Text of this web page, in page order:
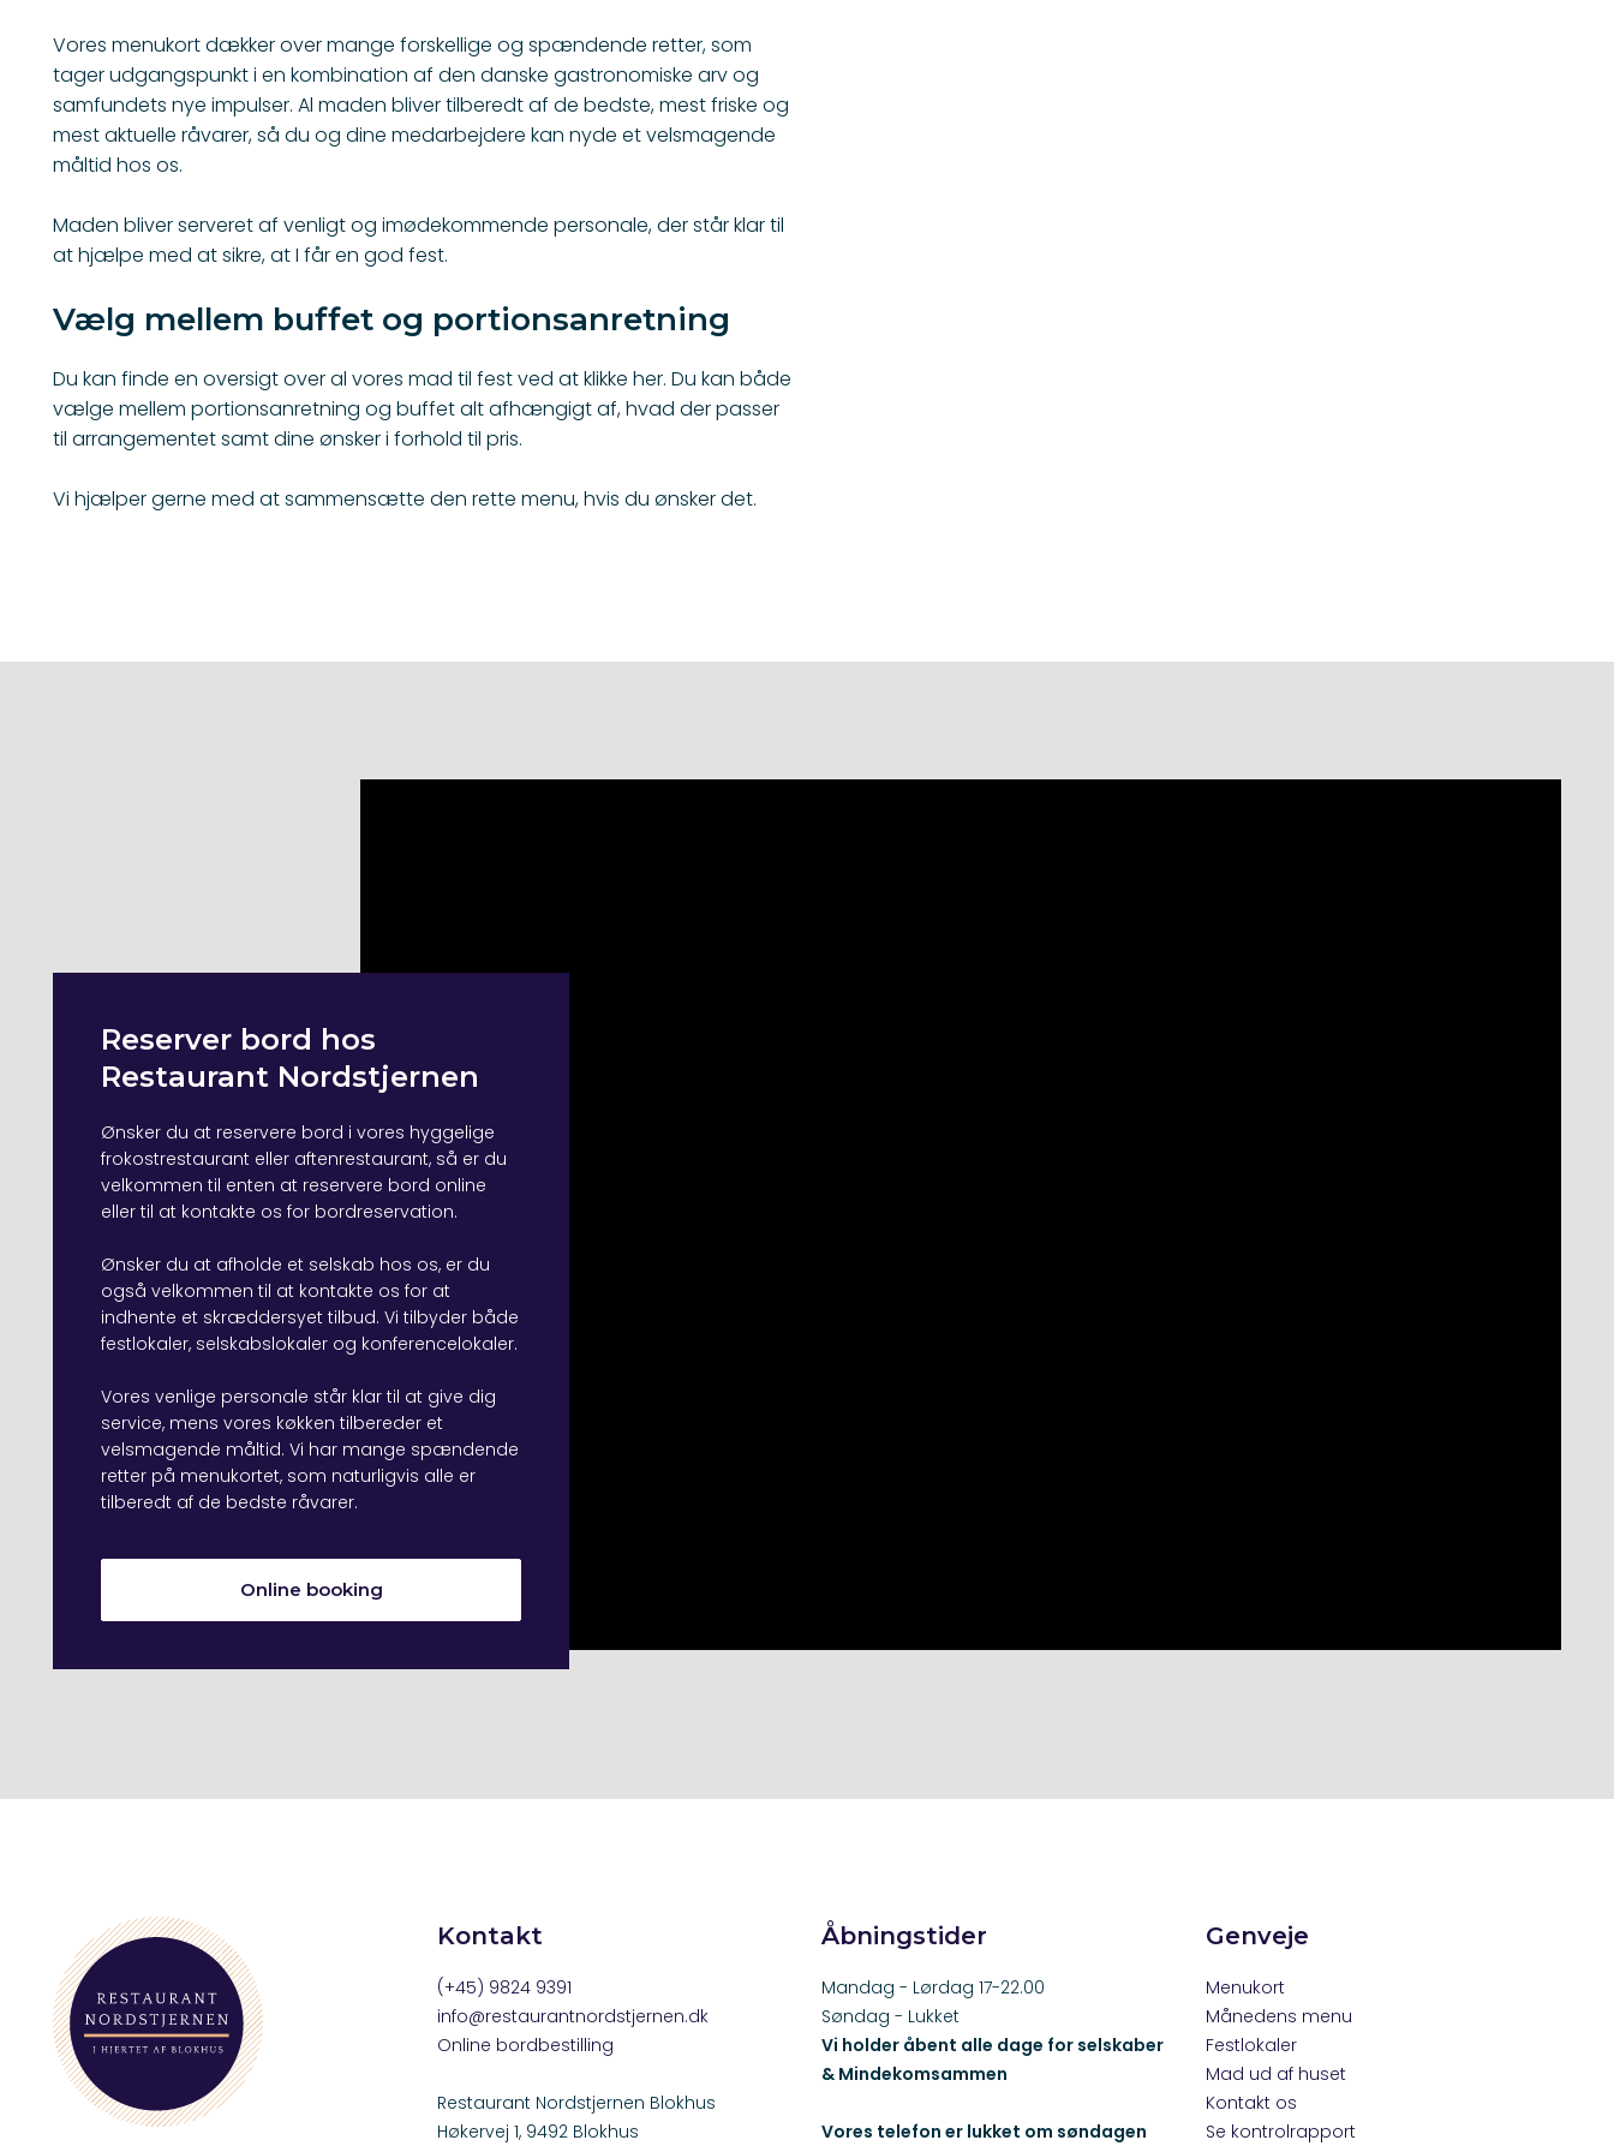
Vores menukort dækker over mange forskellige og spændende retter, som
tager udgangspunkt i en kombination af den danske gastronomiske arv og
samfundets nye impulser. Al maden bliver tilberedt af de bedste, mest friske og
mest aktuelle råvarer, så du og dine medarbejdere kan nyde et velsmagende
måltid hos os.
Maden bliver serveret af venligt og imødekommende personale, der står klar til
at hjælpe med at sikre, at I får en god fest.
Vælg mellem buffet og portionsanretning
Du kan finde en oversigt over al vores mad til fest ved at klikkeher. Du kan både
vælge mellem portionsanretning og buffet alt afhængigt af, hvad der passer
til arrangementet samt dine ønsker i forhold til pris.
Vi hjælper gerne med at sammensætte den rette menu, hvis du ønsker det.
​Reserver bord hos
Restaurant Nordstjernen
Ønsker du at reservere bord i vores hyggelige
frokostrestaurant eller aftenrestaurant, så er du
velkommen til enten at reservere bord online
eller til at kontakte os for bordreservation.
​Ønsker du at afholde et selskab hos os, er du
også velkommen til at kontakte os for at
indhente et skræddersyet tilbud. Vi tilbyder både
festlokaler, selskabslokaler og konferencelokaler.
​Vores venlige personale står klar til at give dig
service, mens vores køkken tilbereder et
velsmagende måltid. Vi har mange spændende
retter på menukortet, som naturligvis alle er
tilberedt af de bedste råvarer.
Online booking
Kontakt
(+45) 9824 9391
info@restaurantnordstjernen.dk​
Online bordbestilling
Restaurant Nordstjernen Blokhus
Høkervej 1, 9492 Blokhus
Åbningstider
​Mandag - Lørdag 17-22.00
​Søndag - Lukket
Vi holder åbent alle dage for selskaber
& Mindekomsammen
Vores telefon er lukket om søndagen
Genveje
Menukort
Månedens menu
Festlokaler
Mad ud af huset
Kontakt os
Se kontrolrapport